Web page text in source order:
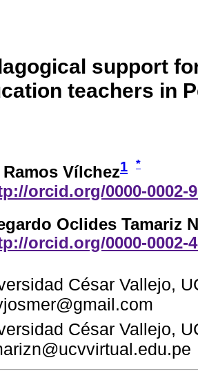
support
teachers in
Ramos Vílchez1 *
orcid.org/0000-0002-
Oclides Tamariz
orcid.org/0000-0002-
César Vallejo,
César Vallejo,